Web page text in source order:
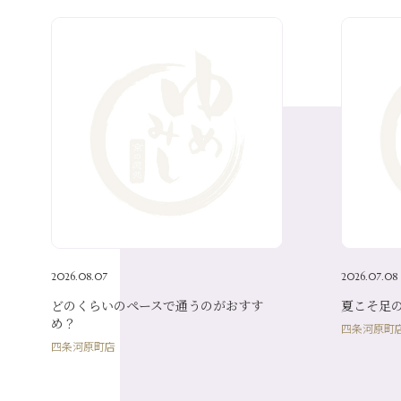
2026.08.07
どのくらいのペースで通うのがおすす
め？
四条河原町店
2026.07.08
夏こそ足
四条河原町